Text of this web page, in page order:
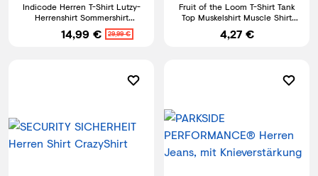
Indicode Herren T-Shirt Lutzy-
Herrenshirt Sommershirt
Rundhals Baumwolle Männer
14,99 € 29,99 €
Fruit of the Loom T-Shirt Tank
Top Muskelshirt Muscle Shirt
Herren Shirt S - 5XL
4,27 €